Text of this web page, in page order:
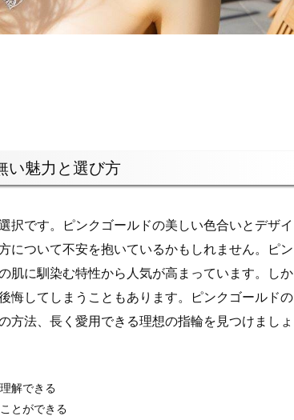
い魅力と選び方
択です。ピンクゴールドの美しい色合いとデザイ
について不安を抱いているかもしれません。ピン
肌に馴染む特性から人気が高まっています。しか
悔してしまうこともあります。ピンクゴールドの
方法、長く愛用できる理想の指輪を見つけましょ
解できる
とができる